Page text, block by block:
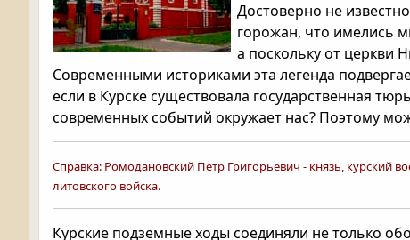
Достоверно не
горожан, что имелись
а поскольку от церкви
Современными историками эта легенда
если в Курске существовала государственная
современных событий окружает нас? Поэтому
Справка: Ромодановский Петр Григорьевич - князь, курский
литовского войска.
Курские подземные ходы соединяли не только